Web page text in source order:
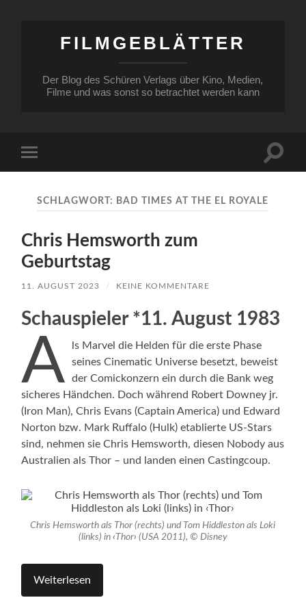
FILMGEBLÄTTER
Der Blog des Schüren Verlags über Kino, Medien,
Filme und was sonst so betrachtet werden kann
Menü
SCHLAGWORT: BAD TIMES AT THE EL ROYALE
Chris Hemsworth zum
Geburtstag
11. AUGUST 2023 / KEINE KOMMENTARE
Schauspieler *11. August 1983
A
ls Marvel die Helden für die erste Phase
seines Cinematic Universe besetzt, beweist
der Comickonzern ein durch die Bank weg
sicheres Händchen. Doch während Robert Downey jr.
(Iron Man), Chris Evans (Captain America) und Edward
Norton bzw. Mark Ruffalo (Hulk) etablierte US-Stars
sind, nehmen sie Chris Hemsworth, diesen Nobody aus
Australien als Thor – und landen einen Castingcoup.
Chris Hemsworth als Thor (rechts) und Tom Hiddleston als Loki
(links) in ‹ Thor› (USA 2011), © Disney
Weiterlesen